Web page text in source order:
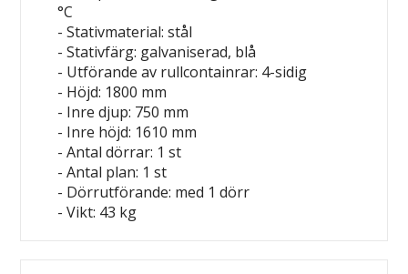
°C
- Stativmaterial: stål
- Stativfärg: galvaniserad, blå
- Utförande av rullcontainrar: 4-sidig
- Höjd: 1800 mm
- Inre djup: 750 mm
- Inre höjd: 1610 mm
- Antal dörrar: 1 st
- Antal plan: 1 st
- Dörrutförande: med 1 dörr
- Vikt: 43 kg